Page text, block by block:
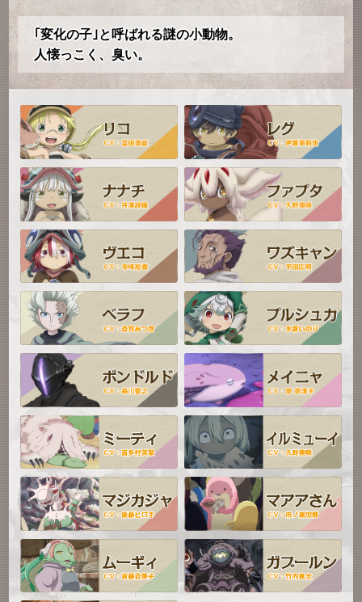
｢変化の子｣と呼ばれる謎の小動物。
人懐っこく、臭い。